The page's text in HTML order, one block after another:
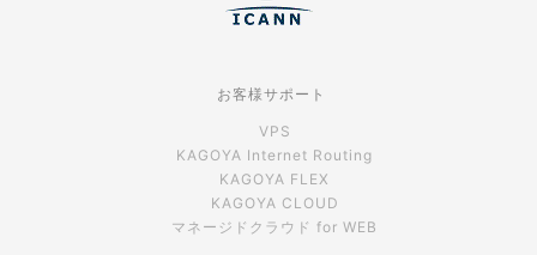
お客様サポート
VPS
KAGOYA Internet Routing
KAGOYA FLEX
KAGOYA CLOUD
マネージドクラウド for WEB